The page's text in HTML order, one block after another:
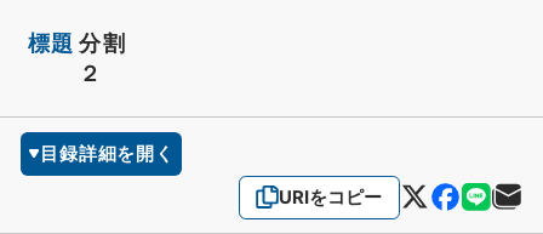
標題 分割
２
目録詳細を開く
URIをコピー